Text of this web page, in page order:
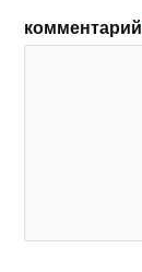
комментарий